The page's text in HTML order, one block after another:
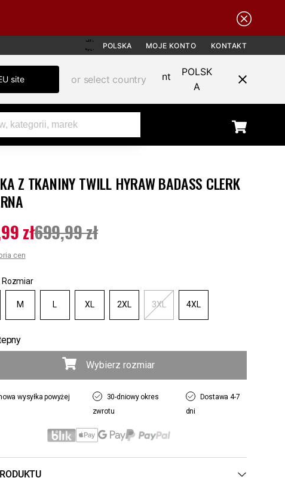
POLSKA MOJE KONTO KONTAKT
site or select country
POLSK
A
Z TKANINY TWILL HYRAW BADASS CLERK
cena:449,99 złPoprzednia cena
zł699,99 zł
cen
Rozmiar
M L XL 2XL 3XL 4XL
Wybierz rozmiar
wysyłka powyżej
30-dniowy okres
zwrotu
Dostawa 4-7
dni